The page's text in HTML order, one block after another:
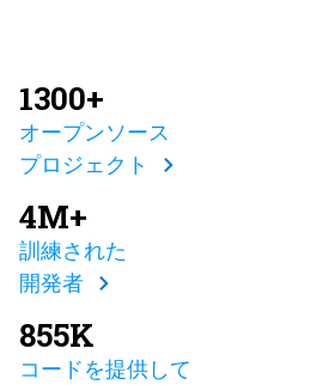
1300+
オープンソース
プロジェクト
4M+
訓練された
開発者
855K
コードを提供して